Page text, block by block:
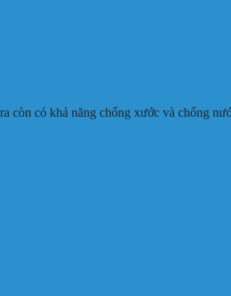
còn có khả năng chống xước và chống